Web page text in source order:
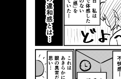
感」。 那種違和感究
近…… 有一種前所未有
的不適感—— 因為這樣
眠。 （啊啊啊——好
出了問題…… 一早我就
生：啊——這是……「帶